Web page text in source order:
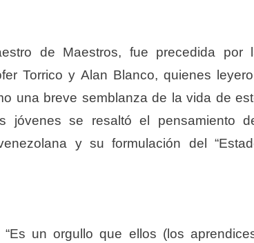
de Maestros, fue precedida por
Torrico y Alan Blanco, quienes
una breve semblanza de la vida de
jóvenes se resaltó el pensamiento
y su formulación del
un orgullo que ellos (los